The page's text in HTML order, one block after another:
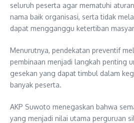
seluruh peserta agar mematuhi
nama baik organisasi, serta tidak
dapat mengganggu ketertiban
Menurutnya, pendekatan preventif
pembinaan menjadi langkah penting
gesekan yang dapat timbul dalam
banyak peserta.
AKP Suwoto menegaskan bahwa
yang menjadi nilai utama perguruan